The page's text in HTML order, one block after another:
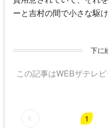
ーと吉村の間で小さな駆
下に
この記事はWEBザテレ
1